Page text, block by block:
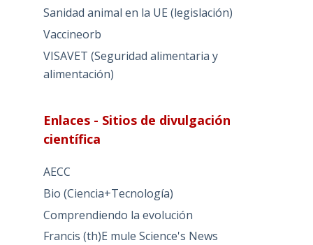
Sanidad animal en la UE (legislación)
Vaccineorb
VISAVET (Seguridad alimentaria y
alimentación)
Enlaces - Sitios de divulgación
científica
AECC
Bio (Ciencia+Tecnología)
Comprendiendo la evolución
Francis (th)E mule Science's News